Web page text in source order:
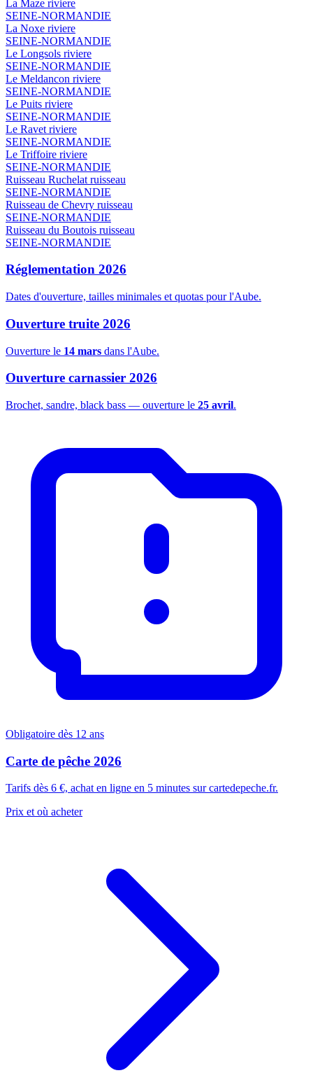
La Maze riviere
SEINE-NORMANDIE
La Noxe riviere
SEINE-NORMANDIE
Le Longsols riviere
SEINE-NORMANDIE
Le Meldancon riviere
SEINE-NORMANDIE
Le Puits riviere
SEINE-NORMANDIE
Le Ravet riviere
SEINE-NORMANDIE
Le Triffoire riviere
SEINE-NORMANDIE
Ruisseau Ruchelat ruisseau
SEINE-NORMANDIE
Ruisseau de Chevry ruisseau
SEINE-NORMANDIE
Ruisseau du Boutois ruisseau
SEINE-NORMANDIE
Réglementation 2026
Dates d'ouverture, tailles minimales et quotas pour l'Aube.
Ouverture truite 2026
Ouverture le 14 mars dans l'Aube.
Ouverture carnassier 2026
Brochet, sandre, black bass — ouverture le 25 avril.
Obligatoire dès 12 ans
Carte de pêche 2026
Tarifs dès 6 €, achat en ligne en 5 minutes sur cartedepeche.fr.
Prix et où acheter